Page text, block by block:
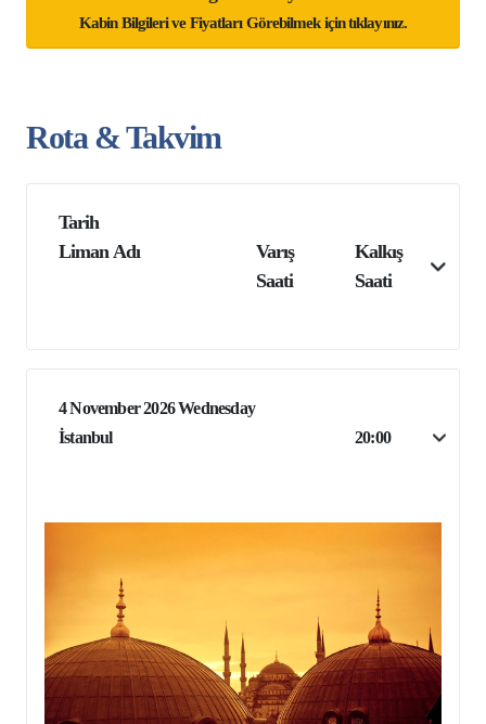
Kabin Bilgileri ve Fiyatları Görebilmek için tıklayınız.
Rota & Takvim
Tarih
Liman Adı
Varış
Saati
Kalkış
Saati
4 November 2026 Wednesday
İstanbul
20:00